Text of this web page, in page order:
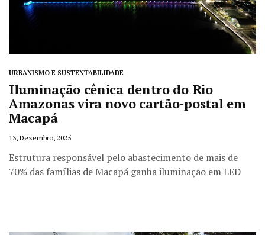
URBANISMO E SUSTENTABILIDADE
Iluminação cênica dentro do Rio
Amazonas vira novo cartão-postal em
Macapá
13, Dezembro, 2025
Estrutura responsável pelo abastecimento de mais de
70% das famílias de Macapá ganha iluminação em LED